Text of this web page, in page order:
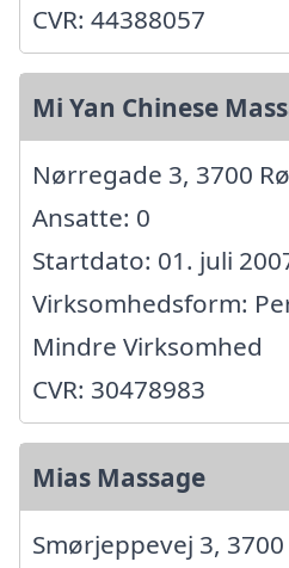
CVR: 44388057
Mi Yan Chinese
Nørregade 3, 3700
Ansatte: 0
Startdato: 01. juli
Virksomhedsform:
Mindre Virksomhed
CVR: 30478983
Mias Massage
Smørjeppevej 3,